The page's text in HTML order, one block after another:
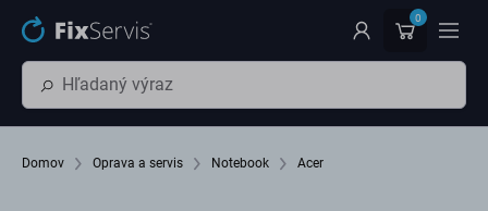
Preskočiť na hlavný obsah 0
Domov Oprava a servis Notebook Acer